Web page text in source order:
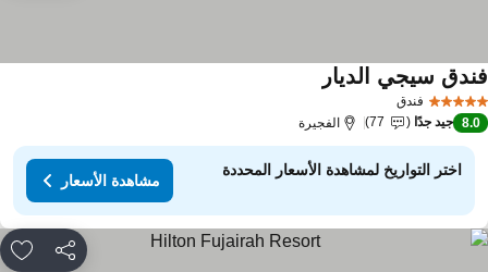
فندق
سيجي الديار
8.0 جيد جدًا 77 الفجيرة
اختر التواريخ لمشاهدة الأسعار المحددة
مشاهدة الأسعار
مشاركة